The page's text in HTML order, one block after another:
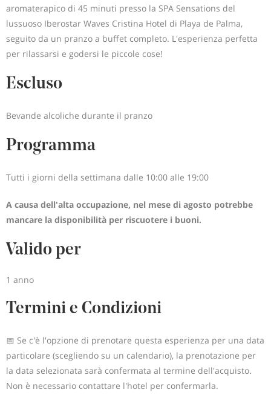
aromaterapico di 45 minuti presso la SPA Sensations del
lussuoso Iberostar Waves Cristina Hotel di Playa de Palma,
seguito da un pranzo a buffet completo. L'esperienza perfetta
per rilassarsi e godersi le piccole cose!
Escluso
Bevande alcoliche durante il pranzo
Programma
Tutti i giorni della settimana dalle 10:00 alle 19:00
A causa dell'alta occupazione, nel mese di agosto potrebbe
mancare la disponibilità per riscuotere i buoni.
Valido per
1 anno
Termini e Condizioni
📅 Se c'è l'opzione di prenotare questa esperienza per una data
particolare (scegliendo su un calendario), la prenotazione per
la data selezionata sarà confermata al termine dell'acquisto.
Non è necessario contattare l'hotel per confermarla.